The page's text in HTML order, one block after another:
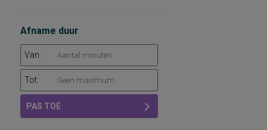
Afname duur
Van:
Tot:
PAS TOE